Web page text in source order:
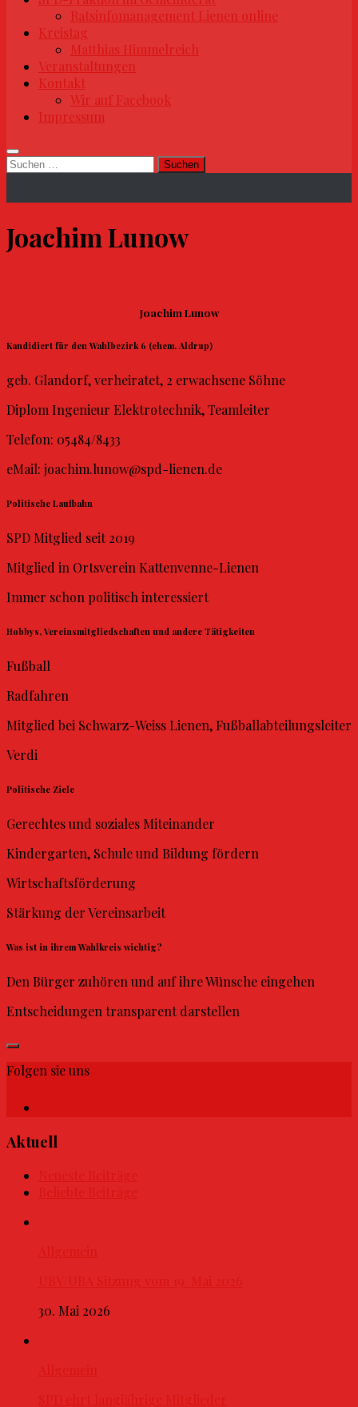
Ratsinfomanagement Lienen online
Kreistag
Matthias Himmelreich
Veranstaltungen
Kontakt
Wir auf Facebook
Impressum
Suchen
Joachim Lunow
Joachim Lunow
Kandidiert für den Wahlbezirk 6 (ehem. Aldrup)
geb. Glandorf, verheiratet, 2 erwachsene Söhne
Diplom Ingenieur Elektrotechnik, Teamleiter
Telefon: 05484/8433
eMail: joachim.lunow@spd-lienen.de
Politische Laufbahn
SPD Mitglied seit 2019
Mitglied in Ortsverein Kattenvenne-Lienen
Immer schon politisch interessiert
Hobbys, Vereinsmitgliedschaften und andere Tätigkeiten
Fußball
Radfahren
Mitglied bei Schwarz-Weiss Lienen, Fußballabteilungsleiter
Verdi
Politische Ziele
Gerechtes und soziales Miteinander
Kindergarten, Schule und Bildung fördern
Wirtschaftsförderung
Stärkung der Vereinsarbeit
Was ist in ihrem Wahlkreis wichtig?
Den Bürger zuhören und auf ihre Wünsche eingehen
Entscheidungen transparent darstellen
Folgen sie uns
Aktuell
30. Mai 2026